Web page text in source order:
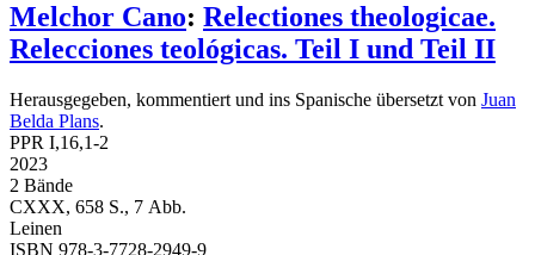
Melchor Cano: Relectiones theologicae.
Relecciones teológicas. Teil I und Teil II
Herausgegeben, kommentiert und ins Spanische übersetzt von Juan
Belda Plans.
PPR I,16,1-2
2023
2 Bände
CXXX, 658 S., 7 Abb.
Leinen
ISBN 978-3-7728-2949-9